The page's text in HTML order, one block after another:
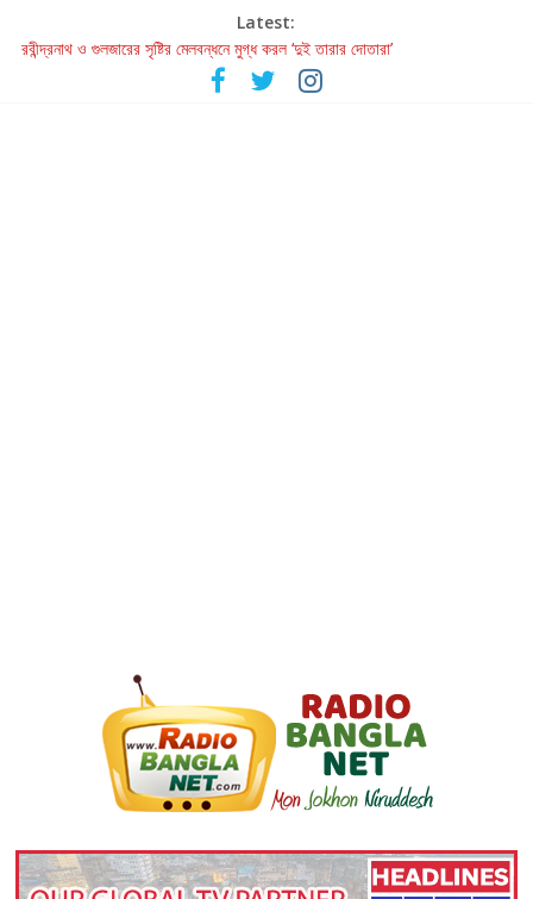
Latest:
রবীন্দ্রনাথ ও গুলজারের সৃষ্টির মেলবন্ধনে মুগ্ধ করল ‘দুই তারার দোতারা’
কলের গান থেকে রীলস্ — বাঙালির গান শোনার বিবর্তনের গল্প
জগন্নাথমঙ্গলম্ — বাংলায় প্রথমবার মঞ্চে এবার রথযাত্রার উদযাপন